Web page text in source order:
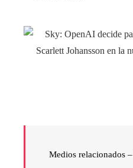
Medios relacionados –